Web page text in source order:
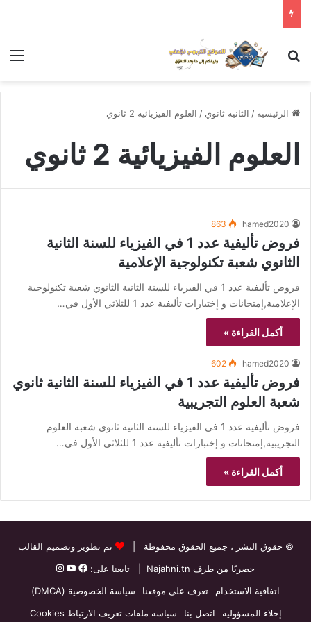
بحث عن
الرئيسية / الثانية ثانوي / العلوم الفيزيائية 2 ثانوي
العلوم الفيزيائية 2 ثانوي
hamed2020
863
فروض تأليفية عدد 1 في الفيزياء للسنة الثانية
الثانوي شعبة تكنولوجية الإعلامية
فروض تأليفية عدد 1 في الفيزياء للسنة الثانية الثانوي شعبة تكنولوجية
الإعلامية,إمتحانات و إختبارات تأليفية عدد 1 للثلاثي الأول في…
أكمل القراءة »
hamed2020
602
فروض تأليفية عدد 1 في الفيزياء للسنة الثانية ثانوي
شعبة العلوم التجريبية
فروض تأليفية عدد 1 في الفيزياء للسنة الثانية ثانوي شعبة العلوم
التجريبية,إمتحانات و إختبارات تأليفية عدد 1 للثلاثي الأول في…
أكمل القراءة »
© حقوق النشر ، جميع الحقوق محفوظة |
تم تطوير وتصميم القالب
حصريًا من طرف Najahni.tn | تابعنا على:
اتفاقية الاستخدام
تعرف على موقعنا
سياسة الخصوصية (DMCA)
إخلاء المسؤولية
اتصل بنا سياسة ملفات تعريف الارتباط Cookies